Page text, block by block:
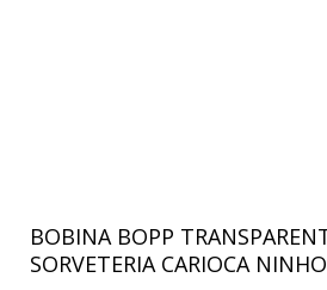
BOBINA BOPP
SORVETERIA CARIOCA